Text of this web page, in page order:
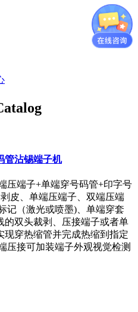
管沾锡端子机
压端子+单端穿号码管+印字号
皮、单端压端子、双端压端
记（激光或喷墨)、单端穿套
的双头裁剥、压接端子或者单
现穿热缩管并完成热缩到指定
压接可加装端子外观视觉检测